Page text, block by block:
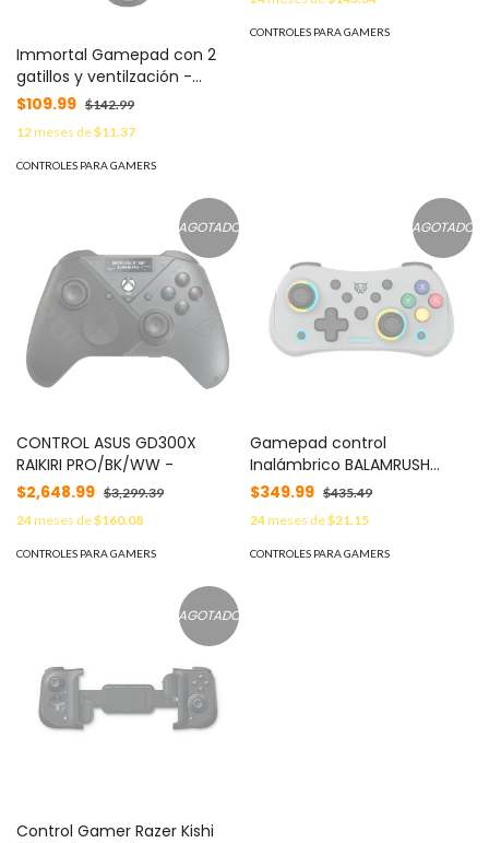
Immortal Gamepad con 2
gatillos y ventilzación -
recargable, luz led, incluye
141x52x176mm, 1 año de
garantía
$109.99 $142.99
12meses de$11.37
CONTROLES PARA GAMERS
Juegos N64,
Almacenamiento 64GB,
CONTROLES PARA GAMERS
AGOTADO
CONTROL ASUS GD300X
RAIKIRI PRO/BK/WW -
$2,648.99 $3,299.39
24meses de$160.08
CONTROLES PARA GAMERS
AGOTADO
Gamepad control
Inalámbrico BALAMRUSH
POCKET G555 Gris. Conexión
Alámbrico -
$349.99 $435.49
24meses de$21.15
CONTROLES PARA GAMERS
AGOTADO
Control Gamer Razer Kishi